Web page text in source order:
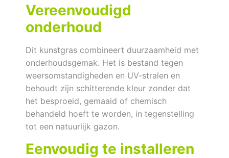
Vereenvoudigd
onderhoud
Dit kunstgras combineert duurzaamheid met
onderhoudsgemak. Het is bestand tegen
weersomstandigheden en UV-stralen en
behoudt zijn schitterende kleur zonder dat
het besproeid, gemaaid of chemisch
behandeld hoeft te worden, in tegenstelling
tot een natuurlijk gazon.
Eenvoudig te installeren